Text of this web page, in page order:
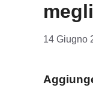
14 Giugno